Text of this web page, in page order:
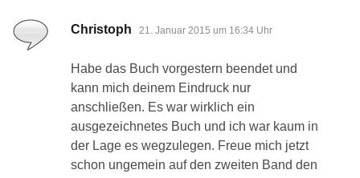
Christoph sagt:
21. Januar 2015 um 16:34 Uhr
Habe das Buch vorgestern beendet und
kann mich deinem Eindruck nur
anschließen. Es war wirklich ein
ausgezeichnetes Buch und ich war kaum in
der Lage es wegzulegen. Freue mich jetzt
schon ungemein auf den zweiten Band den